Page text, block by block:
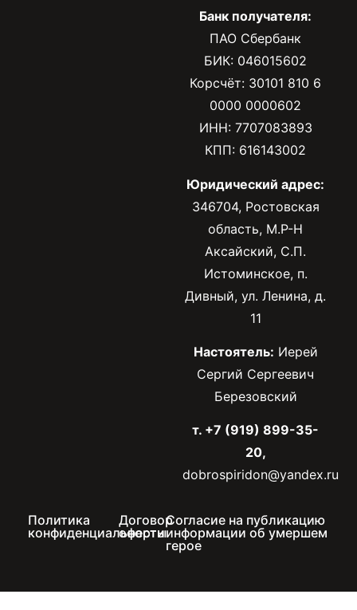
Банк получателя:
ПАО Сбербанк
БИК: 046015602
Корсчёт: 30101 810 6
0000 0000602
ИНН: 7707083893
КПП: 616143002
Юридический адрес:
346704, Ростовская
область, М.Р-Н
Аксайский, С.П.
Истоминское, п.
Дивный, ул. Ленина, д.
11
Настоятель: Иерей
Сергий Сергеевич
Березовский
т. +7 (919) 899-35-
20,
dobrospiridon@yandex.ru
Политика
конфиденциальности
Договор
оферты
Согласие на публикацию
информации об умершем
герое